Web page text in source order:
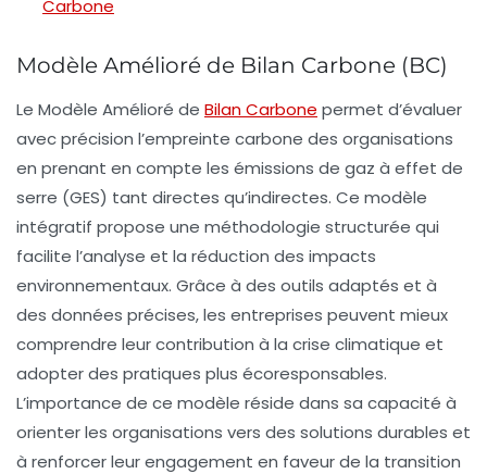
Carbone
Modèle Amélioré de Bilan Carbone (BC)
Le Modèle Amélioré de Bilan Carbone permet d’évaluer
avec précision l’empreinte carbone des organisations
en prenant en compte les émissions de gaz à effet de
serre (GES) tant directes qu’indirectes. Ce modèle
intégratif propose une méthodologie structurée qui
facilite l’analyse et la réduction des impacts
environnementaux. Grâce à des outils adaptés et à
des données précises, les entreprises peuvent mieux
comprendre leur contribution à la crise climatique et
adopter des pratiques plus écoresponsables.
L’importance de ce modèle réside dans sa capacité à
orienter les organisations vers des solutions durables et
à renforcer leur engagement en faveur de la transition